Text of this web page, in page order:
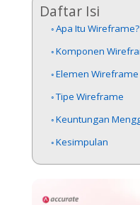
Daftar Isi
Apa Itu Wireframe?
Komponen
Elemen Wireframe
Tipe Wireframe
Keuntungan
Kesimpulan